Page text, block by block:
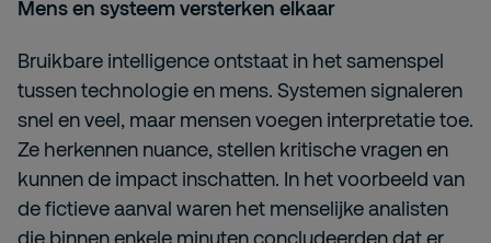
Mens en systeem versterken elkaar
Bruikbare intelligence ontstaat in het samenspel
tussen technologie en mens. Systemen signaleren
snel en veel, maar mensen voegen interpretatie toe.
Ze herkennen nuance, stellen kritische vragen en
kunnen de impact inschatten. In het voorbeeld van
de fictieve aanval waren het menselijke analisten
die binnen enkele minuten concludeerden dat er